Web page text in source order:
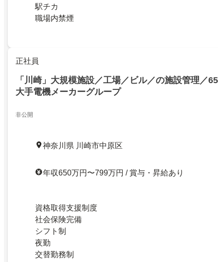
駅チカ
職場内禁煙
正社員
「川崎」大規模施設／工場／ビル／の施設管理／
大手電機メーカーグループ
非公開
神奈川県 川崎市中原区
年収650万円〜799万円 / 賞与・昇給あり
資格取得支援制度
社会保険完備
シフト制
夜勤
交替勤務制